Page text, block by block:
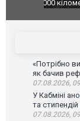
В
«Потрібно
як бачив
07.08.2026,
У Кабміні
та
07.08.2026,